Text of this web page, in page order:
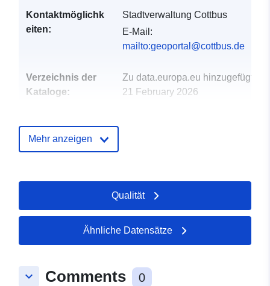
Kontaktmöglichk
eiten:
Stadtverwaltung Cottbus
E-Mail:
mailto:geoportal@cottbus.de
Verzeichnis der
Kataloge:
Zu data.europa.eu hinzugefügt:
21 February 2026
Gebiet:
14.445, 51.69 ], [ 14.265,
Typ: Polygon
Identifikatoren:
https://registry.gdi-
6cd2-4617-b4cf-fb4ad7567456
Mehr anzeigen
Qualität
Ähnliche Datensätze
keyboard_arrow_down Comments 0